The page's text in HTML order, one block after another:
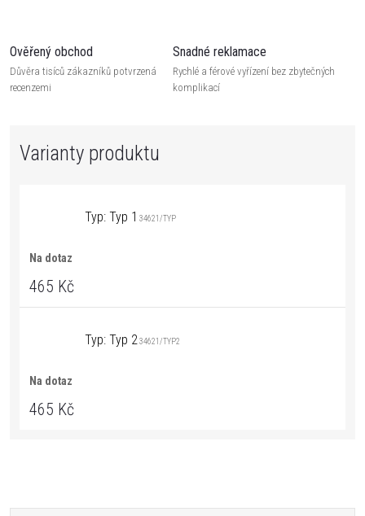
Ověřený obchod
Důvěra tisíců zákazníků potvrzená
recenzemi
Snadné reklamace
Rychlé a férové vyřízení bez zbytečných
komplikací
Typ: Typ 1 34621/TYP
Na dotaz
465 Kč
Typ: Typ 234621/TYP2
Na dotaz
465 Kč